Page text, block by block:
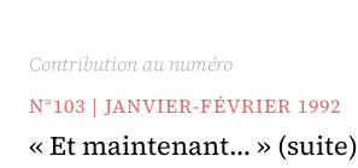
Contribution au numéro
N°103 | JANVIER-FÉVRIER 1992
« Et maintenant… » (suite)